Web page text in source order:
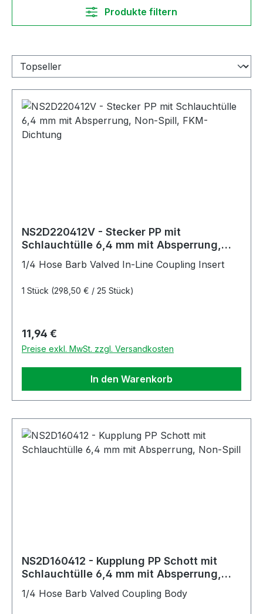
Produkte filtern
NS2D220412V - Stecker PP mit
Schlauchtülle 6,4 mm mit Absperrung,
1/4 Hose Barb Valved In-Line Coupling Insert
1 Stück (298,50 € / 25 Stück)
Regulärer Preis:
11,94 €
Preise exkl. MwSt. zzgl. Versandkosten
In den Warenkorb
NS2D160412 - Kupplung PP Schott mit
Schlauchtülle 6,4 mm mit Absperrung,
1/4 Hose Barb Valved Coupling Body